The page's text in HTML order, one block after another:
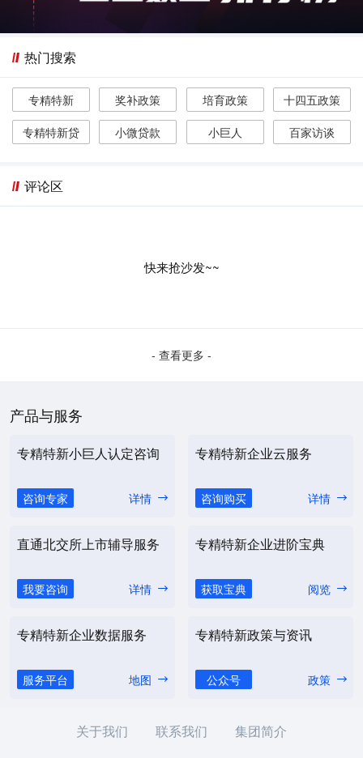
热门搜索
专精特新 奖补政策 培育政策
十四五政策
专精特新贷
小微贷款 小巨人 百家访谈
评论区
快来抢沙发~~
- 查看更多 -
产品与服务
专精特新小巨人认定咨询
咨询专家 详情
专精特新企业云服务
咨询购买 详情
直通北交所上市辅导服务
我要咨询 详情
专精特新企业进阶宝典
获取宝典 阅览
专精特新企业数据服务
服务平台 地图
专精特新政策与资讯
公众号 政策
关于我们 联系我们 集团简介